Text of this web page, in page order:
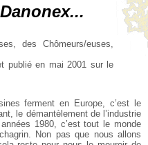
des Chômeurs/euses,
publié en mai 2001 sur le
ferment en Europe, c’est le
le démantèlement de l’industrie
1980, c’est tout le monde
Non pas que nous allons